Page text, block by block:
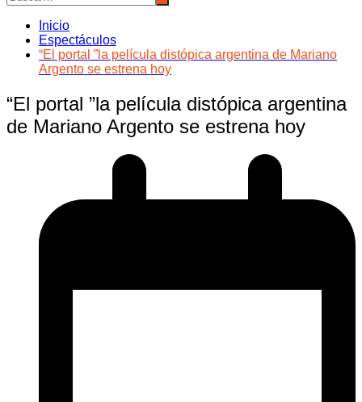
Inicio
Espectáculos
“El portal ”la película distópica argentina de Mariano
Argento se estrena hoy
“El portal ”la película distópica argentina
de Mariano Argento se estrena hoy